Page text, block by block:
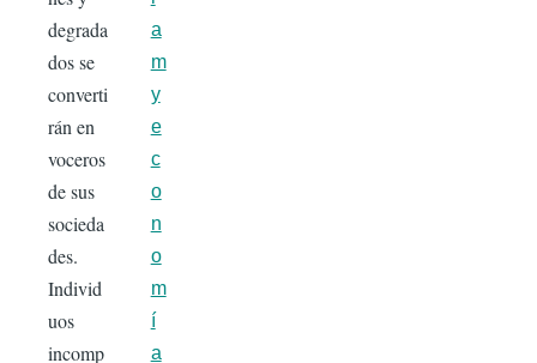
degrada
dos se
converti
rán en
voceros
de sus
socieda
des.
Individ
uos
incomp
a
m
y
e
c
o
n
o
m
í
a